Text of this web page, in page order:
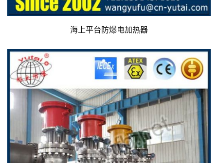
海上平台防爆电加热器